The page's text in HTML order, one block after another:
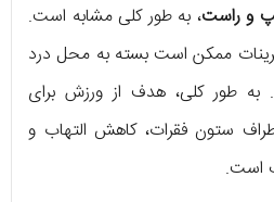
و راست، به طور کلی مشابه است.
ممکن است بسته به محل درد
طور کلی، هدف از ورزش برای
ستون فقرات، کاهش التهاب و
است.